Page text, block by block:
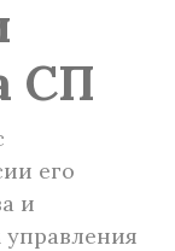
СП
его
и